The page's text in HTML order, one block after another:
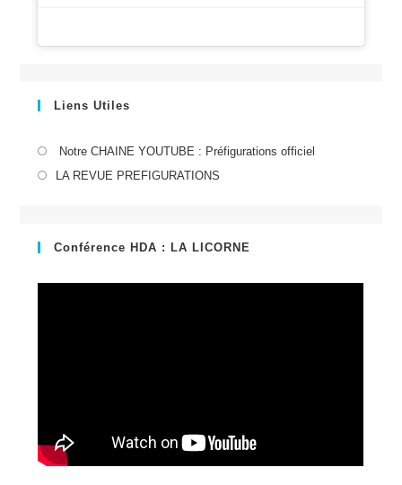
Liens Utiles
Notre CHAINE YOUTUBE : Préfigurations officiel
LA REVUE PREFIGURATIONS
nouvel
Conférence HDA : LA LICORNE